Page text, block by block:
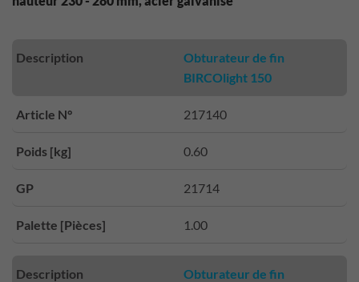
Description
Obturateur de fin
BIRCOlight 150
Article N° 217140
Poids [kg] 0.60
GP 21714
Palette [Pièces] 1.00
Description
Obturateur de fin